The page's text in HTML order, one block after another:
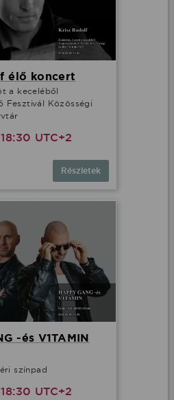
élő koncert
a keceléből
Fesztivál Közösségi
UTC+2
Részletek
-és V1TAMIN
színpad
UTC+2